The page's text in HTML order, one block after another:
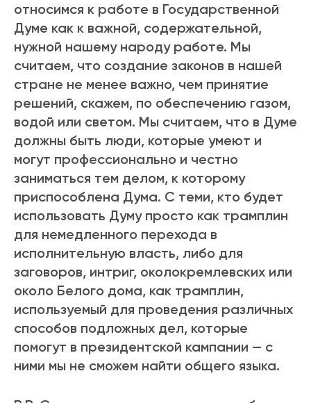
относимся к работе в Государственной
Думе как к важной, содержательной,
нужной нашему народу работе. Мы
считаем, что создание законов в нашей
стране не менее важно, чем принятие
решений, скажем, по обеспечению газом,
водой или светом. Мы считаем, что в Думе
должны быть люди, которые умеют и
могут профессионально и честно
заниматься тем делом, к которому
приспособлена Дума. С теми, кто будет
использовать Думу просто как трамплин
для немедленного перехода в
исполнительную власть, либо для
заговоров, интриг, околокремлевских или
около Белого дома, как трамплин,
используемый для проведения различных
способов подложных дел, которые
помогут в президентской кампании — с
ними мы не сможем найти общего языка.